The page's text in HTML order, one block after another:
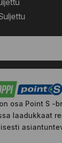
osa Point S -
laadukkaat